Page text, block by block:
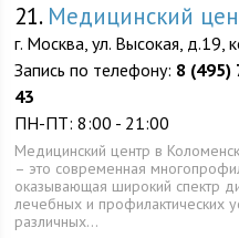
21. Медицинский
г. Москва, ул. Высокая, д.19,
Запись по телефону: 8 (495)
43
ПН-ПТ: 8:00 - 21:00
Медицинский центр в
– это современная
оказывающая широкий спектр
лечебных и профилактических
различных…